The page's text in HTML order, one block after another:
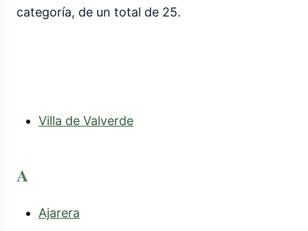
categoría, de un total de 25.
Villa de Valverde
A
Ajarera